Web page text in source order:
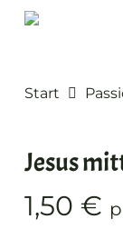
Skip
Start
Jesus
1,50 €